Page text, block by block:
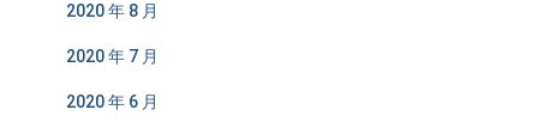
2020 年 8 月
2020 年 7 月
2020 年 6 月